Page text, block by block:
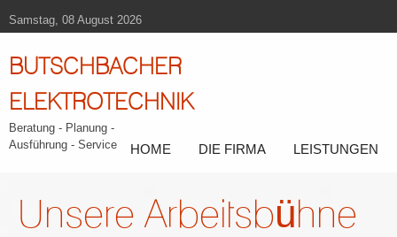
Samstag, 08 August 2026
BUTSCHBACHER
ELEKTROTECHNIK
Beratung - Planung -
Ausführung - Service
HOME DIE FIRMA LEISTUNGEN
Unsere Arbeitsbühne